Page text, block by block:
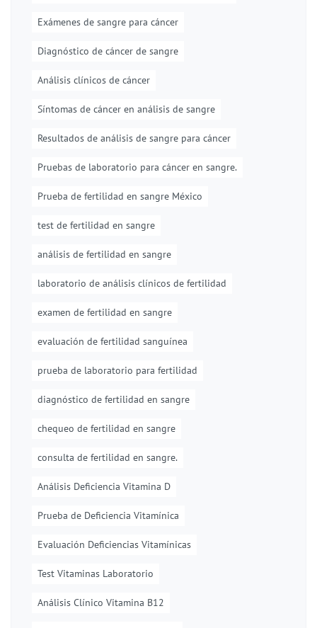
Exámenes de sangre para cáncer
Diagnóstico de cáncer de sangre
Análisis clínicos de cáncer
Síntomas de cáncer en análisis de sangre
Resultados de análisis de sangre para cáncer
Pruebas de laboratorio para cáncer en sangre.
Prueba de fertilidad en sangre México
test de fertilidad en sangre
análisis de fertilidad en sangre
laboratorio de análisis clínicos de fertilidad
examen de fertilidad en sangre
evaluación de fertilidad sanguínea
prueba de laboratorio para fertilidad
diagnóstico de fertilidad en sangre
chequeo de fertilidad en sangre
consulta de fertilidad en sangre.
Análisis Deficiencia Vitamina D
Prueba de Deficiencia Vitamínica
Evaluación Deficiencias Vitamínicas
Test Vitaminas Laboratorio
Análisis Clínico Vitamina B12